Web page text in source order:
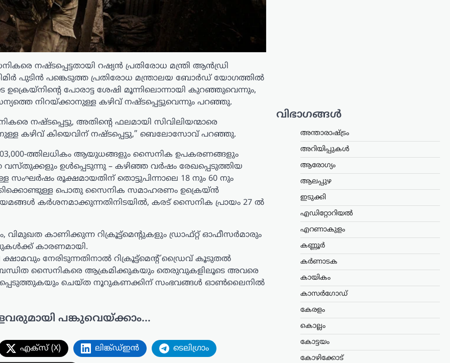
നഷ്ടപ്പെട്ടതായി റഷ്യൻ പ്രതിരോധ മന്ത്രി ആൻഡ്രി
പുടിൻ പങ്കെടുത്ത പ്രതിരോധ മന്ത്രാലയ ബോർഡ് യോഗത്തിൽ
പോരാട്ട ശേഷി മൂന്നിലൊന്നായി കുറഞ്ഞുവെന്നും,
നിറയ്ക്കാനുള്ള കഴിവ് നഷ്ടപ്പെട്ടുവെന്നും പറഞ്ഞു.
നഷ്ടപ്പെട്ടു, അതിന്റെ ഫലമായി സിവിലിയന്മാരെ
കഴിവ് കിയെവിന് നഷ്ടപ്പെട്ടു,” ബെലോസോവ് പറഞ്ഞു.
ത്തിലധികം ആയുധങ്ങളും സൈനിക ഉപകരണങ്ങളും
വസ്തുക്കളും ഉൾപ്പെടുന്നു – കഴിഞ്ഞ വർഷം രേഖപ്പെടുത്തിയ
രൂക്ഷമായതിന് തൊട്ടുപിന്നാലെ 18 നും 60 നും
പൊതു സൈനിക സമാഹരണം ഉക്രെയ്ൻ
കർശനമാക്കുന്നതിനിടയിൽ, കരട് സൈനിക പ്രായം 27 ൽ
കാണിക്കുന്ന റിക്രൂട്ട്‌മെന്റുകളും ഡ്രാഫ്റ്റ് ഓഫീസർമാരും
കാരണമായി.
നേരിടുന്നതിനാൽ റിക്രൂട്ട്‌മെന്റ് ഡ്രൈവ് കൂടുതൽ
സൈനികരെ ആക്രമിക്കുകയും തെരുവുകളിലൂടെ അവരെ
ചെയ്ത നൂറുകണക്കിന് സംഭവങ്ങൾ ഓൺലൈനിൽ
പങ്കുവെയ്ക്കാം...
എക്സ് (X) ലിങ്ക്ഡ്ഇൻ ടെലിഗ്രാം
വിഭാഗങ്ങൾ
അന്താരാഷ്ട്രം
അറിയിപ്പുകൾ
ആരോഗ്യം
ആലപ്പുഴ
ഇടുക്കി
എഡിറ്റോറിയൽ
എറണാകുളം
കണ്ണൂർ
കർണാടക
കായികം
കാസർഗോഡ്
കേരളം
കൊല്ലം
കോട്ടയം
കോഴിക്കോട്